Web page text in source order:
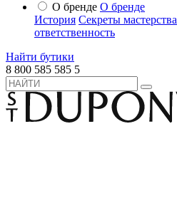
О бренде О бренде
История Секреты мастерства
ответственность
Найти бутики
8 800 585 585 5